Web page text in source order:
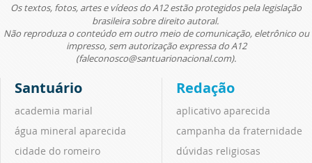
Os textos, fotos, artes e vídeos do A12 estão protegidos pela legislação
brasileira sobre direito autoral.
Não reproduza o conteúdo em outro meio de comunicação, eletrônico ou
impresso, sem autorização expressa do A12
(faleconosco@santuarionacional.com).
Santuário
academia marial
água mineral aparecida
cidade do romeiro
Redação
aplicativo aparecida
campanha da fraternidade
dúvidas religiosas